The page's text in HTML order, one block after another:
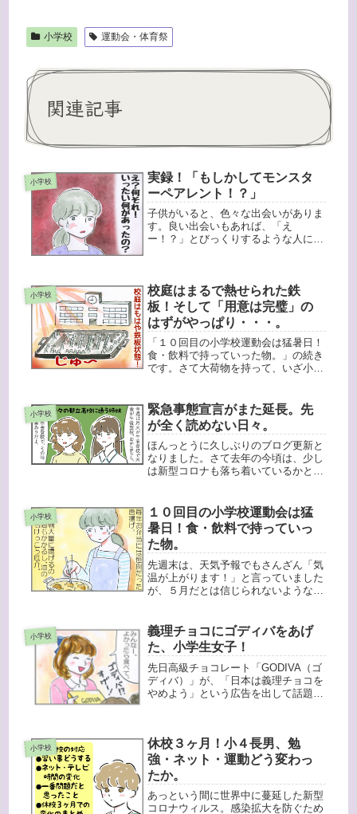
小学校 運動会・体育祭
関連記事
小学校
実録！「もしかしてモンスタ
ーペアレント！？」
子供がいると、色々な出会いがありま
す。良い出会いもあれば、「え
ー！？」とびっくりするような人にも
など着て正装している親たちの中で、
かなりラ...
小学校
校庭はまるで熱せられた鉄
板！そして「用意は完璧」の
はずがやっぱり・・・。
「１０回目の小学校運動会は猛暑日！
食・飲料で持っていった物。」の続き
です。さて大荷物を持って、いざ小学
はいったん取りに戻りました。後から
小学校へ行くと、もう校庭はすごい
人！...
小学校
緊急事態宣言がまた延長。先
が全く読めない日々。
ほんっとうに久しぶりのブログ更新と
なりました。さて去年の今頃は、少し
は新型コロナも落ち着いているかと思
れだけ長くなると、「緊急」の緊張感
はかなり減っていますが、業種によっ
て...
小学校
１０回目の小学校運動会は猛
暑日！食・飲料で持っていっ
た物。
先週末は、天気予報でもさんざん「気
温が上がります！」と言っていました
が、５月だとは信じられないような猛
運動会も、長女の時から数えると今年
で１０回目ですが、暑さが厳しいとき
は...
小学校
義理チョコにゴディバをあげ
た、小学生女子！
先日高級チョコレート「GODIVA（ゴ
ディバ）」が、「日本は義理チョコを
やめよう」という広告を出して話題に
なこと言えるのでは・・・と思ったり
し...
小学校
休校３ヶ月！小４長男、勉
強・ネット・運動どう変わっ
たか。
あっという間に世界中に蔓延した新型
コロナウィルス。感染拡大を防ぐため